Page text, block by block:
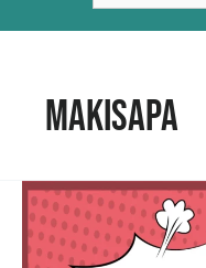
Makisapa
Nathanaël
Brelin